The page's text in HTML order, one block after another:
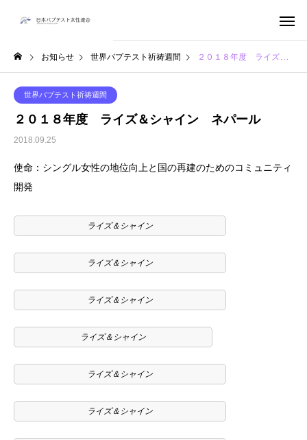
お知らせ 世界バプテスト祈祷週間 ２０１８年度 ライズ＆シャイン ネパール
世界バプテスト祈祷週間
２０１８年度 ライズ＆シャイン ネパール
2018.09.25
使命：シングル女性の地位向上と国の再建のためのコミュニティ
開発
ライズ＆シャイン
ライズ＆シャイン
ライズ＆シャイン
ライズ＆シャイン
ライズ＆シャイン
ライズ＆シャイン